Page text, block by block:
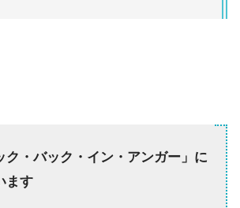
ク・バック・イン・アンガー」に
ます